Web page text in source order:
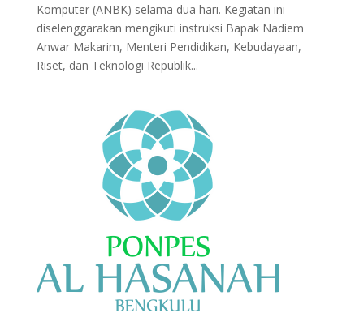
Komputer (ANBK) selama dua hari. Kegiatan ini
diselenggarakan mengikuti instruksi Bapak Nadiem
Anwar Makarim, Menteri Pendidikan, Kebudayaan,
Riset, dan Teknologi Republik...